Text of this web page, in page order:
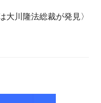
大川隆法総裁が発見〉